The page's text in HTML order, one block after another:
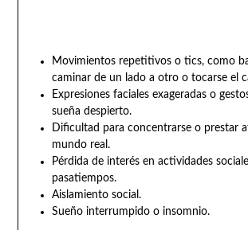
Movimientos repetitivos o tics, como
caminar de un lado a otro o tocarse el
Expresiones faciales exageradas o
sueña despierto.
Dificultad para concentrarse o prestar
mundo real.
Pérdida de interés en actividades
pasatiempos.
Aislamiento social.
Sueño interrumpido o insomnio.